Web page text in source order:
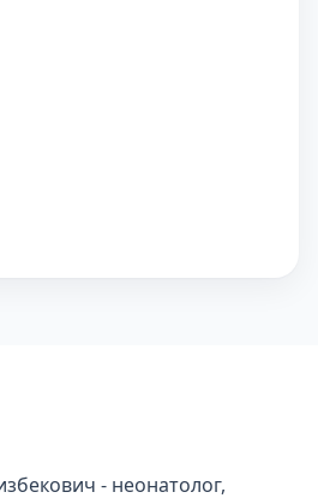
- неонатолог,